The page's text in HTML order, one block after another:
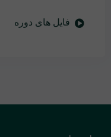
فایل های دوره